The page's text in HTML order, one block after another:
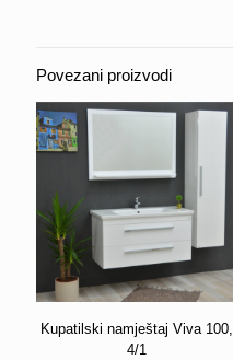
Povezani proizvodi
Kupatilski namještaj Viva 100,
4/1